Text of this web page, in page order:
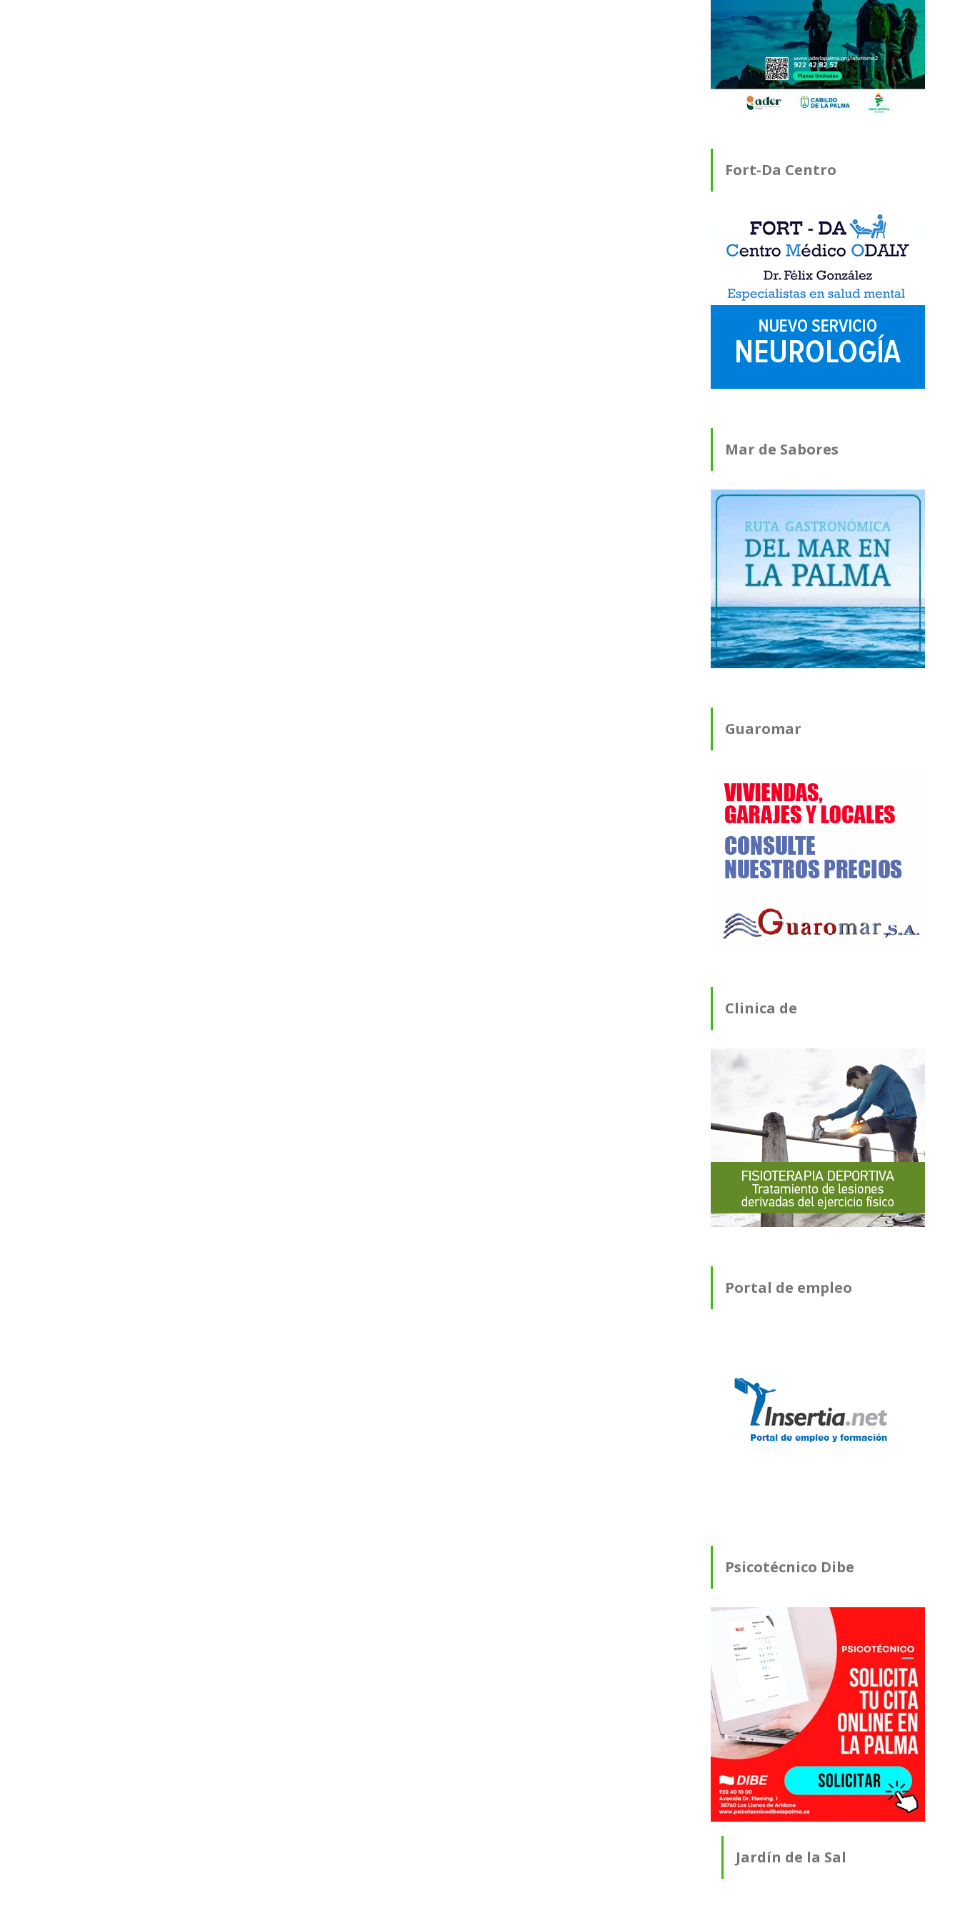
Fort-Da Centro
Mar de Sabores
Guaromar
Clinica de
Fisioterapia
Portal de empleo
Psicotécnico Dibe
Jardín de la Sal